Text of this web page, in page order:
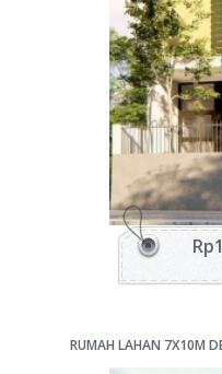
RUMAH LAHAN 7X10M